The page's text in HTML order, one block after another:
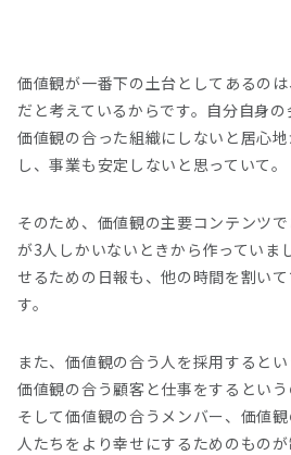
価値観が一番下の土台としてあるの
だと考えているからです。自分自身の
価値観の合った組織にしないと居心
し、事業も安定しないと思っていて。
そのため、価値観の主要コンテンツ
が3人しかいないときから作っていま
せるための日報も、他の時間を割い
す。
また、価値観の合う人を採用するとい
価値観の合う顧客と仕事をするという
そして価値観の合うメンバー、価値
人たちをより幸せにするためのもの